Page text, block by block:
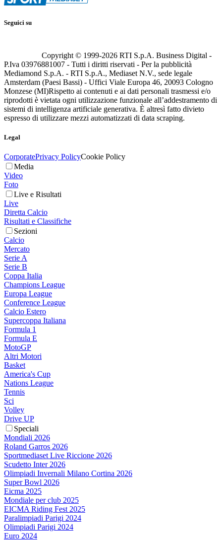
Seguici su
Copyright © 1999-2026 RTI S.p.A. Business Digital -
P.Iva 03976881007 - Tutti i diritti riservati - Per la pubblicità
Mediamond S.p.A. - RTI S.p.A., Mediaset N.V., sede legale
Amsterdam (Paesi Bassi) - Uffici Viale Europa 46, 20093 Cologno
Monzese (MI)Rispetto ai contenuti e ai dati personali trasmessi e/o
riprodotti è vietata ogni utilizzazione funzionale all’addestramento di
sistemi di intelligenza artificiale generativa. È altresì fatto divieto
espresso di utilizzare mezzi automatizzati di data scraping.
Legal
CorporatePrivacy PolicyCookie Policy
Media
Video
Foto
Live e Risultati
Live
Diretta Calcio
Risultati e Classifiche
Sezioni
Calcio
Mercato
Serie A
Serie B
Coppa Italia
Champions League
Europa League
Conference League
Calcio Estero
Supercoppa Italiana
Formula 1
Formula E
MotoGP
Altri Motori
Basket
America's Cup
Nations League
Tennis
Sci
Volley
Drive UP
Speciali
Mondiali 2026
Roland Garros 2026
Sportmediaset Live Riccione 2026
Scudetto Inter 2026
Olimpiadi Invernali Milano Cortina 2026
Super Bowl 2026
Eicma 2025
Mondiale per club 2025
EICMA Riding Fest 2025
Paralimpiadi Parigi 2024
Olimpiadi Parigi 2024
Euro 2024